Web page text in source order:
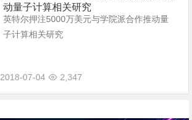
动量子计算相关研究
英特尔押注5000万美元与学院派合作推动量
子计算相关研究
2018-07-04 2,347